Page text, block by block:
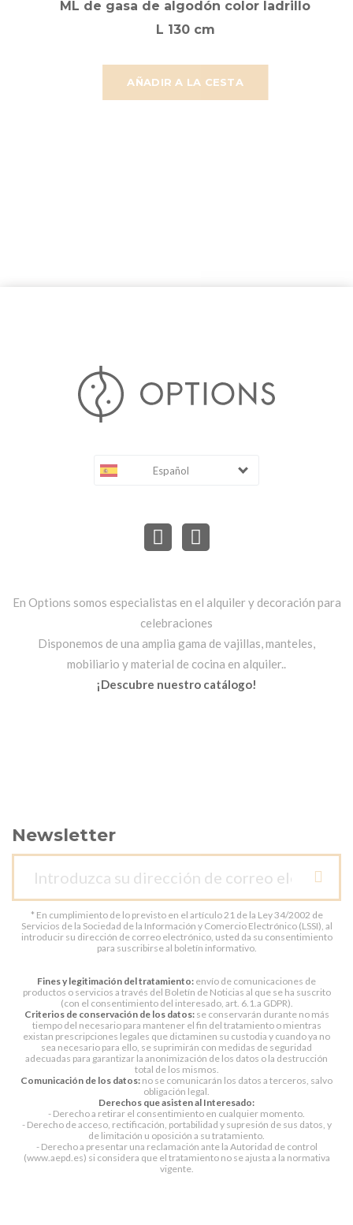
AÑADIR A LA CESTA
ML de gasa de algodón color ladrillo
L 130 cm
Español
En Options somos especialistas en el alquiler y decoración para
celebraciones
Disponemos de una amplia gama de vajillas, manteles,
mobiliario y material de cocina en alquiler..
¡Descubre nuestro catálogo!
Newsletter
* En cumplimiento de lo previsto en el artículo 21 de la Ley 34/2002 de
Servicios de la Sociedad de la Información y Comercio Electrónico (LSSI), al
introducir su dirección de correo electrónico, usted da su consentimiento
para suscribirse al boletín informativo.
Fines y legitimación del tratamiento: envío de comunicaciones de
productos o servicios a través del Boletín de Noticias al que se ha suscrito
(con el consentimiento del interesado, art. 6.1.a GDPR).
Criterios de conservación de los datos:se conservarán durante no más
tiempo del necesario para mantener el fin del tratamiento o mientras
existan prescripciones legales que dictaminen su custodia y cuando ya no
sea necesario para ello, se suprimirán con medidas de seguridad
adecuadas para garantizar la anonimización de los datos o la destrucción
total de los mismos.
Comunicación de los datos: no se comunicarán los datos a terceros, salvo
obligación legal.
Derechos que asisten al Interesado:
- Derecho a retirar el consentimiento en cualquier momento.
- Derecho de acceso, rectificación, portabilidad y supresión de sus datos, y
de limitación u oposición a su tratamiento.
- Derecho a presentar una reclamación ante la Autoridad de control
(www.aepd.es) si considera que el tratamiento no se ajusta a la normativa
vigente.